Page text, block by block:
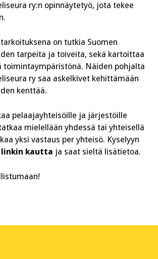
ry:n opinnäytetyö, jota tekee
on tutkia Suomen
tarpeita ja toiveita, sekä kartoittaa
toimintaympäristönä. Näiden pohjalta
ry saa askelkivet kehittämään
kenttää.
pelaajayhteisöille ja järjestöille
mielellään yhdessä tai yhteisellä
yksi vastaus per yhteisö. Kyselyyn
kautta ja saat sieltä lisätietoa.